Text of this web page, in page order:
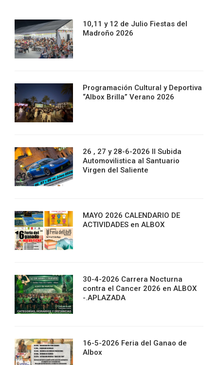
10,11 y 12 de Julio Fiestas del
Madroño 2026
Programación Cultural y Deportiva
“Albox Brilla” Verano 2026
26 , 27 y 28-6-2026 II Subida
Automovilistica al Santuario
Virgen del Saliente
MAYO 2026 CALENDARIO DE
ACTIVIDADES en ALBOX
30-4-2026 Carrera Nocturna
contra el Cancer 2026 en ALBOX
-.APLAZADA
16-5-2026 Feria del Ganao de
Albox